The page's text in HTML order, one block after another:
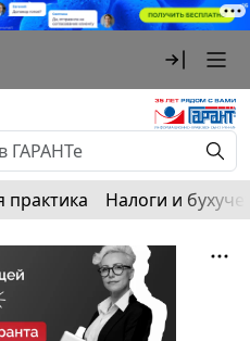
практика Налоги и